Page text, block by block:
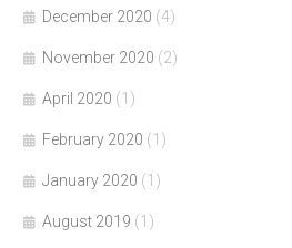
December 2020 (4)
November 2020 (2)
April 2020 (1)
February 2020 (1)
January 2020 (1)
August 2019 (1)